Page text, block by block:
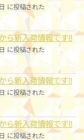
に投稿された
ら新入荷情報です!!
に投稿された
ら新入荷情報です!!
に投稿された
ら新入荷情報です!!
に投稿された